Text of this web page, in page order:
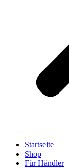
Startseite
Shop
Für Händler